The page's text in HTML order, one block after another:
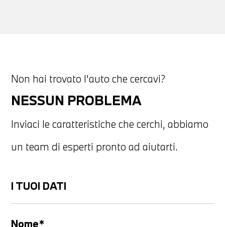
Non hai trovato l'auto che cercavi?
NESSUN PROBLEMA
Inviaci le caratteristiche che cerchi, abbiamo
un team di esperti pronto ad aiutarti.
I TUOI DATI
Nome*